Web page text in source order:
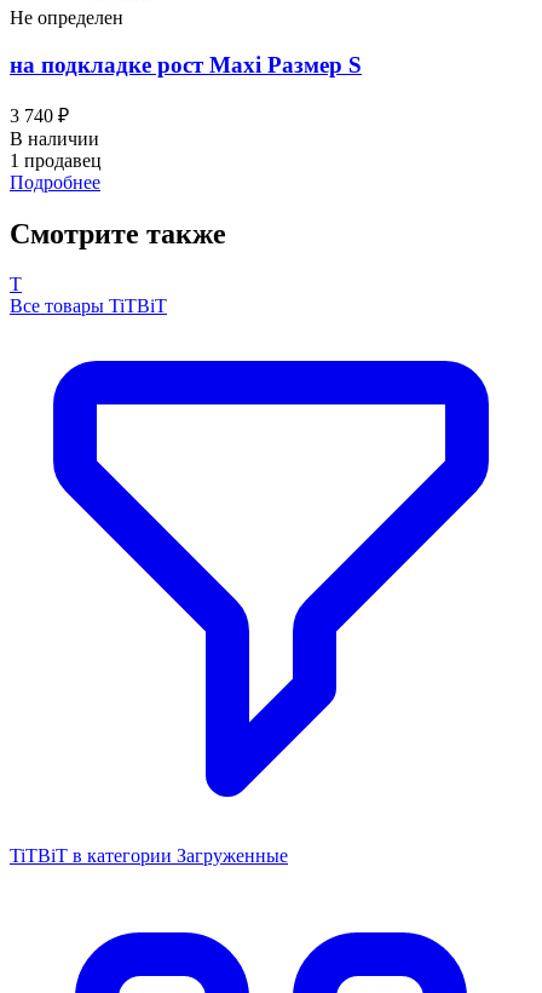
Не определен
на подкладке рост Maxi Размер S
3 740 ₽
В наличии
1 продавец
Подробнее
Смотрите также
T
Все товары TiTBiT
TiTBiT в категории Загруженные